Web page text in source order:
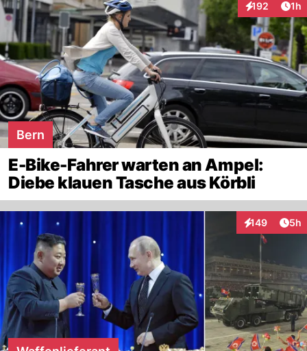
192
Interaktionen
1h
Bern
E-Bike-Fahrer warten an Ampel:
Diebe klauen Tasche aus Körbli
149
Interaktionen
5h